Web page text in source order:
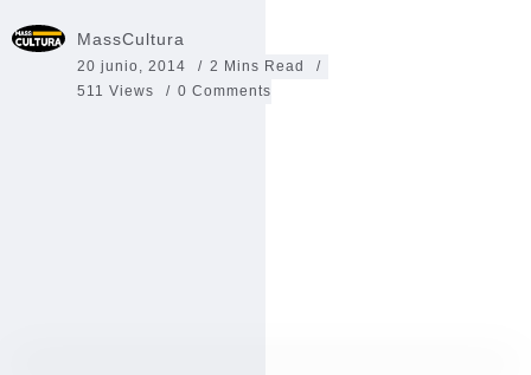
MassCultura
20 junio, 2014
2 Mins Read
511 Views
0 Comments